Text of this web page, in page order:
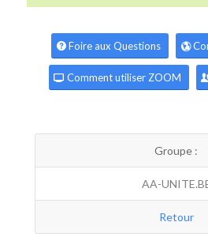
Foire aux Questions
Comment utiliser ZOOM
Groupe :
AA-
Retour